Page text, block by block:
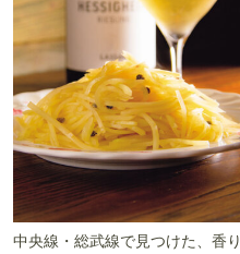
中央線・総武線で見つけた、香り